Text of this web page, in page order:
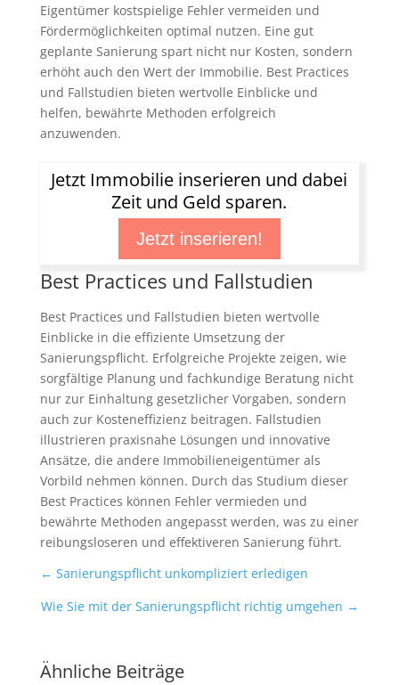
Eigentümer kostspielige Fehler vermeiden und
Fördermöglichkeiten optimal nutzen. Eine gut
geplante Sanierung spart nicht nur Kosten, sondern
erhöht auch den Wert der Immobilie. Best Practices
und Fallstudien bieten wertvolle Einblicke und
helfen, bewährte Methoden erfolgreich
anzuwenden.
Jetzt Immobilie inserieren und dabei
Zeit und Geld sparen.
Jetzt inserieren!
Best Practices und Fallstudien
Best Practices und Fallstudien bieten wertvolle
Einblicke in die effiziente Umsetzung der
Sanierungspflicht. Erfolgreiche Projekte zeigen, wie
sorgfältige Planung und fachkundige Beratung nicht
nur zur Einhaltung gesetzlicher Vorgaben, sondern
auch zur Kosteneffizienz beitragen. Fallstudien
illustrieren praxisnahe Lösungen und innovative
Ansätze, die andere Immobilieneigentümer als
Vorbild nehmen können. Durch das Studium dieser
Best Practices können Fehler vermieden und
bewährte Methoden angepasst werden, was zu einer
reibungsloseren und effektiveren Sanierung führt.
← Sanierungspflicht unkompliziert erledigen
Wie Sie mit der Sanierungspflicht richtig umgehen →
Ähnliche Beiträge